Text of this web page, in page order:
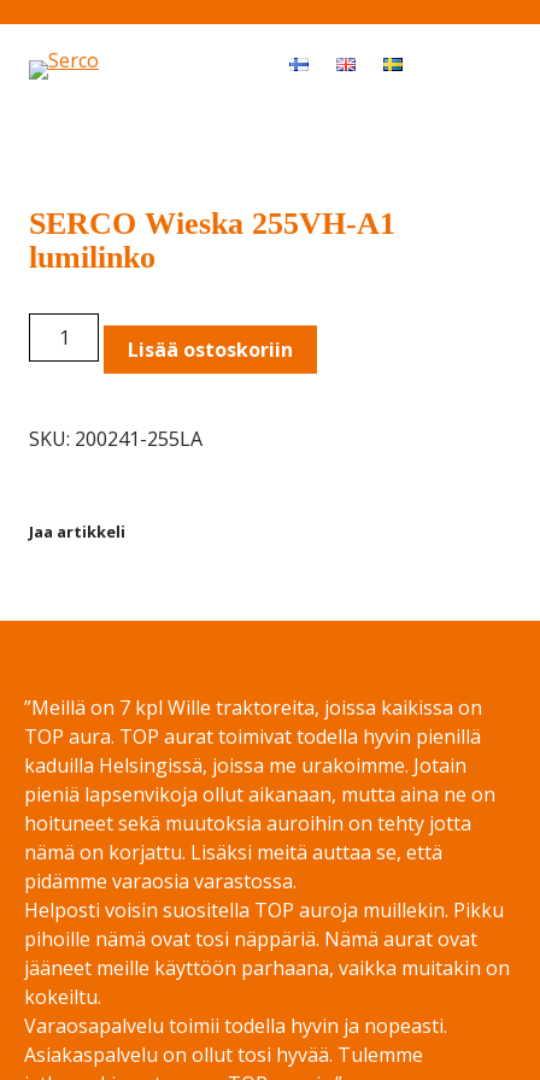
SERCO Wieska 255VH-A1
lumilinko
SERCO
Wieska
lumilinko
Lisää ostoskoriin
SKU: 200241-255LA
Jaa artikkeli
”Meillä on 7 kpl Wille traktoreita, joissa kaikissa on
TOP aura. TOP aurat toimivat todella hyvin pienillä
kaduilla Helsingissä, joissa me urakoimme. Jotain
pieniä lapsenvikoja ollut aikanaan, mutta aina ne on
hoituneet sekä muutoksia auroihin on tehty jotta
nämä on korjattu. Lisäksi meitä auttaa se, että
pidämme varaosia varastossa.
Helposti voisin suositella TOP auroja muillekin. Pikku
pihoille nämä ovat tosi näppäriä. Nämä aurat ovat
jääneet meille käyttöön parhaana, vaikka muitakin on
kokeiltu.
Varaosapalvelu toimii todella hyvin ja nopeasti.
Asiakaspalvelu on ollut tosi hyvää. Tulemme